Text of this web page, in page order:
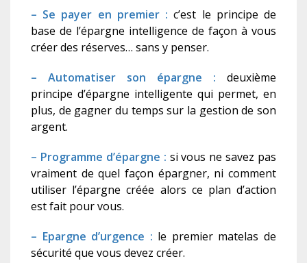
– Se payer en premier :c’est le principe de
base de l’épargne intelligence de façon à vous
créer des réserves… sans y penser.
– Automatiser son épargne : deuxième
principe d’épargne intelligente qui permet, en
plus, de gagner du temps sur la gestion de son
argent.
– Programme d’épargne : si vous ne savez pas
vraiment de quel façon épargner, ni comment
utiliser l’épargne créée alors ce plan d’action
est fait pour vous.
– Epargne d’urgence : le premier matelas de
sécurité que vous devez créer.